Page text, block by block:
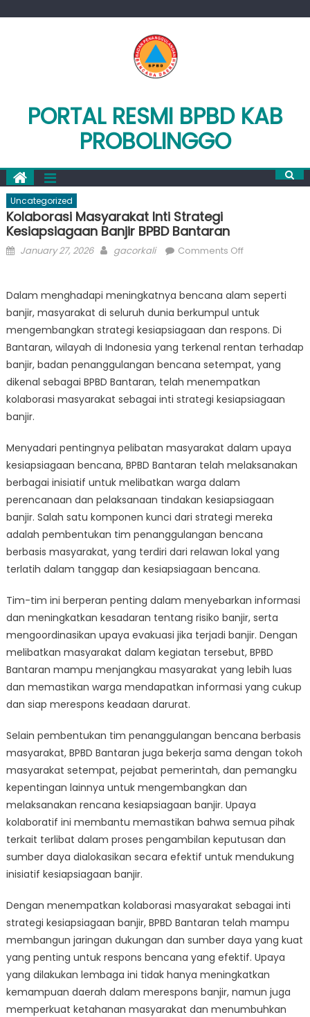
PORTAL RESMI BPBD KAB
PROBOLINGGO
Uncategorized
Kolaborasi Masyarakat Inti Strategi
Kesiapsiagaan Banjir BPBD Bantaran
Posted
January 27, 2026 Author
gacorkali Comments Offon
Inti
Strategi
Banjir
BPBD
Bantaran
Dalam menghadapi meningkatnya bencana alam seperti
banjir, masyarakat di seluruh dunia berkumpul untuk
mengembangkan strategi kesiapsiagaan dan respons. Di
Bantaran, wilayah di Indonesia yang terkenal rentan terhadap
banjir, badan penanggulangan bencana setempat, yang
dikenal sebagai BPBD Bantaran, telah menempatkan
kolaborasi masyarakat sebagai inti strategi kesiapsiagaan
banjir.
Menyadari pentingnya pelibatan masyarakat dalam upaya
kesiapsiagaan bencana, BPBD Bantaran telah melaksanakan
berbagai inisiatif untuk melibatkan warga dalam
perencanaan dan pelaksanaan tindakan kesiapsiagaan
banjir. Salah satu komponen kunci dari strategi mereka
adalah pembentukan tim penanggulangan bencana
berbasis masyarakat, yang terdiri dari relawan lokal yang
terlatih dalam tanggap dan kesiapsiagaan bencana.
Tim-tim ini berperan penting dalam menyebarkan informasi
dan meningkatkan kesadaran tentang risiko banjir, serta
mengoordinasikan upaya evakuasi jika terjadi banjir. Dengan
melibatkan masyarakat dalam kegiatan tersebut, BPBD
Bantaran mampu menjangkau masyarakat yang lebih luas
dan memastikan warga mendapatkan informasi yang cukup
dan siap merespons keadaan darurat.
Selain pembentukan tim penanggulangan bencana berbasis
masyarakat, BPBD Bantaran juga bekerja sama dengan tokoh
masyarakat setempat, pejabat pemerintah, dan pemangku
kepentingan lainnya untuk mengembangkan dan
melaksanakan rencana kesiapsiagaan banjir. Upaya
kolaboratif ini membantu memastikan bahwa semua pihak
terkait terlibat dalam proses pengambilan keputusan dan
sumber daya dialokasikan secara efektif untuk mendukung
inisiatif kesiapsiagaan banjir.
Dengan menempatkan kolaborasi masyarakat sebagai inti
strategi kesiapsiagaan banjir, BPBD Bantaran telah mampu
membangun jaringan dukungan dan sumber daya yang kuat
yang penting untuk respons bencana yang efektif. Upaya
yang dilakukan lembaga ini tidak hanya meningkatkan
kemampuan daerah dalam merespons banjir, namun juga
memperkuat ketahanan masyarakat dan menumbuhkan